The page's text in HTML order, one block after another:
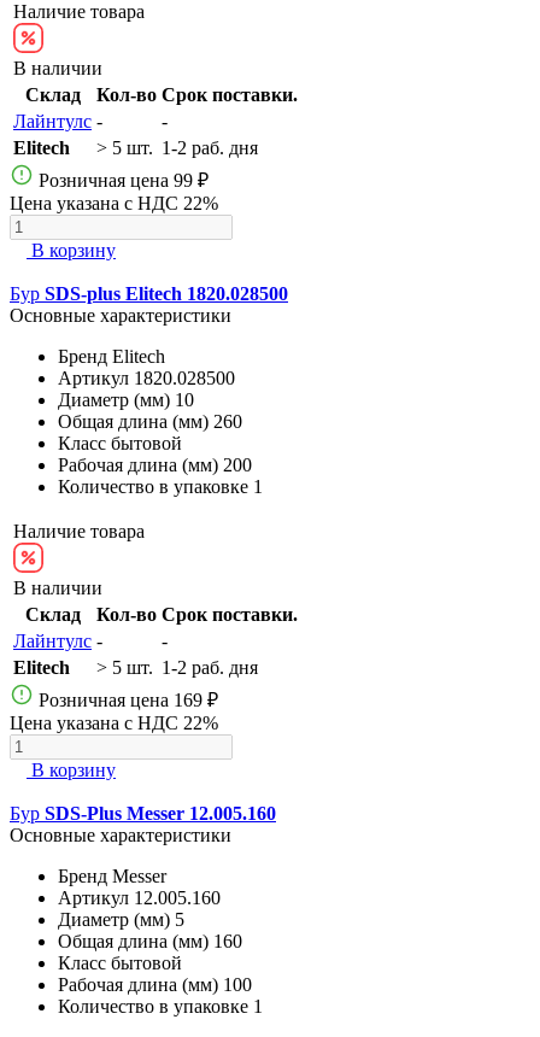
Наличие товара
В наличии
Склад
Кол-во Срок поставки.
Лайнтулс -
-
Elitech
> 5 шт. 1-2 раб. дня
Розничная цена 99 ₽
Цена указана с НДС 22%
В корзину
Бур SDS-plus Elitech 1820.028500
Основные характеристики
Бренд Elitech
Артикул 1820.028500
Диаметр (мм) 10
Общая длина (мм) 260
Класс бытовой
Рабочая длина (мм) 200
Количество в упаковке 1
Наличие товара
В наличии
Склад
Кол-во Срок поставки.
Лайнтулс -
-
Elitech
> 5 шт. 1-2 раб. дня
Розничная цена 169 ₽
Цена указана с НДС 22%
В корзину
Бур SDS-Plus Messer 12.005.160
Основные характеристики
Бренд Messer
Артикул 12.005.160
Диаметр (мм) 5
Общая длина (мм) 160
Класс бытовой
Рабочая длина (мм) 100
Количество в упаковке 1